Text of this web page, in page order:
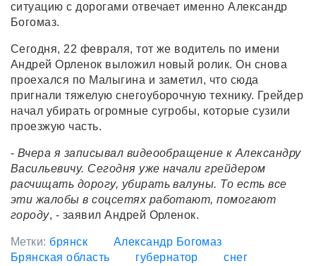
ситуацию с дорогами отвечает именно Александр
Богомаз.
Сегодня, 22 февраля, тот же водитель по имени
Андрей Орленок выложил новый ролик. Он снова
проехался по Малыгина и заметил, что сюда
пригнали тяжелую снегоуборочную технику. Грейдер
начал убирать огромные сугробы, которые сузили
проезжую часть.
- Вчера я записывал видеообращение к Александру
Васильевичу. Сегодня уже начали грейдером
расчищать дорогу, убирать валуны. То есть все
эти жалобы в соцсетях работают, помогают
городу, - заявил Андрей Орленок.
Метки: брянск
Александр Богомаз
Брянская область
губернатор
снег